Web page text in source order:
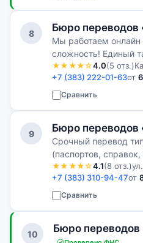
8 Бюро переводов
Мы работаем онлайн
сложность! Единый
письменного
обсудим все Ваши
оптимальный
★★★★☆4.0(5 отз.)
+7 (383) 222-01-63от
Сравнить
9 Бюро переводов
Срочный перевод
(паспортов,
т. п.)
★★★★☆4.1(8 отз.)
+7 (383) 310-94-47от
Сравнить
10 Бюро переводов